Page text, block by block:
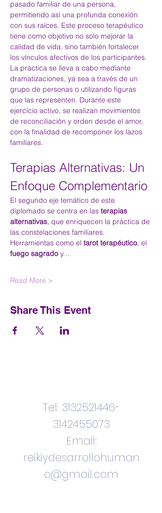
pasado familiar de una persona,
permitiendo así una profunda conexión
con sus raíces. Este proceso terapéutico
tiene como objetivo no solo mejorar la
calidad de vida, sino también fortalecer
los vínculos afectivos de los participantes.
La práctica se lleva a cabo mediante
dramatizaciones, ya sea a través de un
grupo de personas o utilizando figuras
que las representen. Durante este
ejercicio activo, se realizan movimientos
de reconciliación y orden desde el amor,
con la finalidad de recomponer los lazos
familiares.
Terapias Alternativas: Un
Enfoque Complementario
El segundo eje temático de este
diplomado se centra en las terapias
alternativas, que enriquecen la práctica de
las constelaciones familiares.
Herramientas como el tarot terapéutico, el
fuego sagrado y…
Read More >
Share This Event
Tel: 3132521446-
3142455073
Email:
reikiydesarrollohuman
o@gmail.com